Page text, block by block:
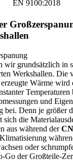
EN 9100:2018
wir grundsätzlich in
Werkshallen. Die
Wärme wird
Temperaturen
und
bei. Denn je größer
die
aus während der
oder
Go der Großteile-